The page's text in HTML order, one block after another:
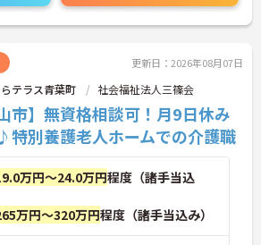
更新日：2026年08月07日
テラス青葉町 社会福祉法人三篠会
市】無資格相談可！月9日休み
別養護老人ホームでの介護職
万円～24.0万円程度（諸手当込
万円～320万円程度（諸手当込み）